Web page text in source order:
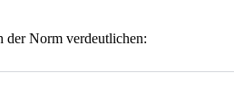
der Norm verdeutlichen: